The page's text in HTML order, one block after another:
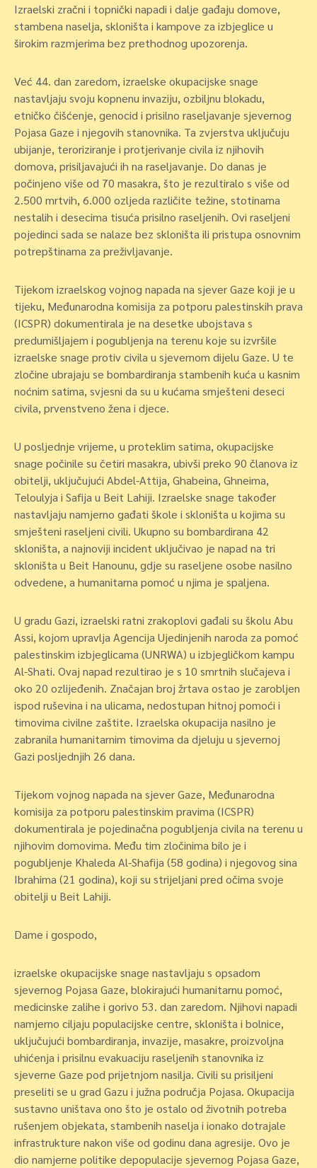
Izraelski zračni i topnički napadi i dalje gađaju domove,
stambena naselja, skloništa i kampove za izbjeglice u
širokim razmjerima bez prethodnog upozorenja.
Već 44. dan zaredom, izraelske okupacijske snage
nastavljaju svoju kopnenu invaziju, ozbiljnu blokadu,
etničko čišćenje, genocid i prisilno raseljavanje sjevernog
Pojasa Gaze i njegovih stanovnika. Ta zvjerstva uključuju
ubijanje, teroriziranje i protjerivanje civila iz njihovih
domova, prisiljavajući ih na raseljavanje. Do danas je
počinjeno više od 70 masakra, što je rezultiralo s više od
2.500 mrtvih, 6.000 ozljeda različite težine, stotinama
nestalih i desecima tisuća prisilno raseljenih. Ovi raseljeni
pojedinci sada se nalaze bez skloništa ili pristupa osnovnim
potrepštinama za preživljavanje.
Tijekom izraelskog vojnog napada na sjever Gaze koji je u
tijeku, Međunarodna komisija za potporu palestinskih prava
(ICSPR) dokumentirala je na desetke ubojstava s
predumišljajem i pogubljenja na terenu koje su izvršile
izraelske snage protiv civila u sjevernom dijelu Gaze. U te
zločine ubrajaju se bombardiranja stambenih kuća u kasnim
noćnim satima, svjesni da su u kućama smješteni deseci
civila, prvenstveno žena i djece.
U posljednje vrijeme, u proteklim satima, okupacijske
snage počinile su četiri masakra, ubivši preko 90 članova iz
obitelji, uključujući Abdel-Attija, Ghabeina, Ghneima,
Teloulyja i Safija u Beit Lahiji. Izraelske snage također
nastavljaju namjerno gađati škole i skloništa u kojima su
smješteni raseljeni civili. Ukupno su bombardirana 42
skloništa, a najnoviji incident uključivao je napad na tri
skloništa u Beit Hanounu, gdje su raseljene osobe nasilno
odvedene, a humanitarna pomoć u njima je spaljena.
U gradu Gazi, izraelski ratni zrakoplovi gađali su školu Abu
Assi, kojom upravlja Agencija Ujedinjenih naroda za pomoć
palestinskim izbjeglicama (UNRWA) u izbjegličkom kampu
Al-Shati. Ovaj napad rezultirao je s 10 smrtnih slučajeva i
oko 20 ozlijeđenih. Značajan broj žrtava ostao je zarobljen
ispod ruševina i na ulicama, nedostupan hitnoj pomoći i
timovima civilne zaštite. Izraelska okupacija nasilno je
zabranila humanitarnim timovima da djeluju u sjevernoj
Gazi posljednjih 26 dana.
Tijekom vojnog napada na sjever Gaze, Međunarodna
komisija za potporu palestinskim pravima (ICSPR)
dokumentirala je pojedinačna pogubljenja civila na terenu u
njihovim domovima. Među tim zločinima bilo je i
pogubljenje Khaleda Al-Shafija (58 godina) i njegovog sina
Ibrahima (21 godina), koji su strijeljani pred očima svoje
obitelji u Beit Lahiji.
Dame i gospodo,
izraelske okupacijske snage nastavljaju s opsadom
sjevernog Pojasa Gaze, blokirajući humanitarnu pomoć,
medicinske zalihe i gorivo 53. dan zaredom. Njihovi napadi
namjerno ciljaju populacijske centre, skloništa i bolnice,
uključujući bombardiranja, invazije, masakre, proizvoljna
uhićenja i prisilnu evakuaciju raseljenih stanovnika iz
sjeverne Gaze pod prijetnjom nasilja. Civili su prisiljeni
preseliti se u grad Gazu i južna područja Pojasa. Okupacija
sustavno uništava ono što je ostalo od životnih potreba
rušenjem objekata, stambenih naselja i ionako dotrajale
infrastrukture nakon više od godinu dana agresije. Ovo je
dio namjerne politike depopulacije sjevernog Pojasa Gaze,